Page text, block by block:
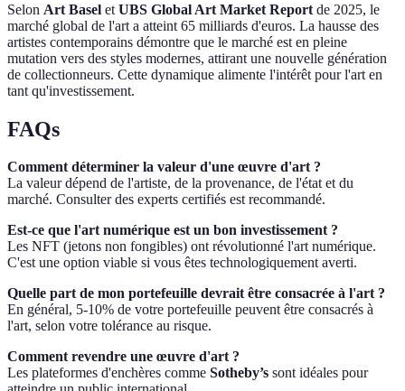
Selon Art Basel et UBS Global Art Market Report de 2025, le
marché global de l'art a atteint 65 milliards d'euros. La hausse des
artistes contemporains démontre que le marché est en pleine
mutation vers des styles modernes, attirant une nouvelle génération
de collectionneurs. Cette dynamique alimente l'intérêt pour l'art en
tant qu'investissement.
FAQs
Comment déterminer la valeur d'une œuvre d'art ?
La valeur dépend de l'artiste, de la provenance, de l'état et du
marché. Consulter des experts certifiés est recommandé.
Est-ce que l'art numérique est un bon investissement ?
Les NFT (jetons non fongibles) ont révolutionné l'art numérique.
C'est une option viable si vous êtes technologiquement averti.
Quelle part de mon portefeuille devrait être consacrée à l'art ?
En général, 5-10% de votre portefeuille peuvent être consacrés à
l'art, selon votre tolérance au risque.
Comment revendre une œuvre d'art ?
Les plateformes d'enchères comme Sotheby’s sont idéales pour